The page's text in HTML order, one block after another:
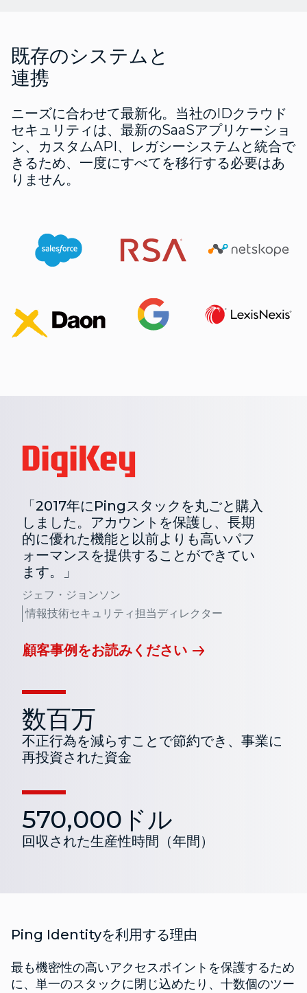
既存のシステムと
連携
ニーズに合わせて最新化。当社のIDクラウド
セキュリティは、最新のSaaSアプリケーショ
ン、カスタムAPI、レガシーシステムと統合で
きるため、一度にすべてを移行する必要はあ
りません。
「2017年にPingスタックを丸ごと購入
しました。アカウントを保護し、長期
的に優れた機能と以前よりも高いパフ
ォーマンスを提供することができてい
ます。」
ジェフ・ジョンソン
情報技術セキュリティ担当ディレクター
顧客事例をお読みください
数百万
不正行為を減らすことで節約でき、事業に
再投資された資金
570,000ドル
回収された生産性時間（年間）
Ping Identityを利用する理由
最も機密性の高いアクセスポイントを保護するため
に、単一のスタックに閉じ込めたり、十数個のツー